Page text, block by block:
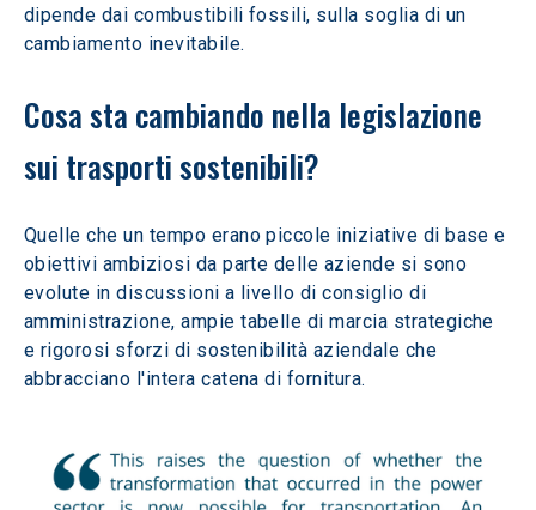
dipende dai combustibili fossili, sulla soglia di un
cambiamento inevitabile.
Cosa sta cambiando nella legislazione
sui trasporti sostenibili?
Quelle che un tempo erano piccole iniziative di base e
obiettivi ambiziosi da parte delle aziende si sono
evolute in discussioni a livello di consiglio di
amministrazione, ampie tabelle di marcia strategiche
e rigorosi sforzi di sostenibilità aziendale che
abbracciano l'intera catena di fornitura.